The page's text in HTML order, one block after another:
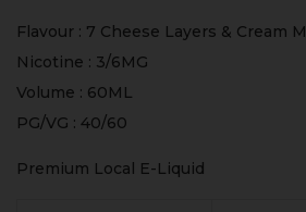
Flavour : 7 Cheese Layers & Cream
Nicotine : 3/6MG
Volume : 60ML
PG/VG : 40/60
Premium Local E-Liquid